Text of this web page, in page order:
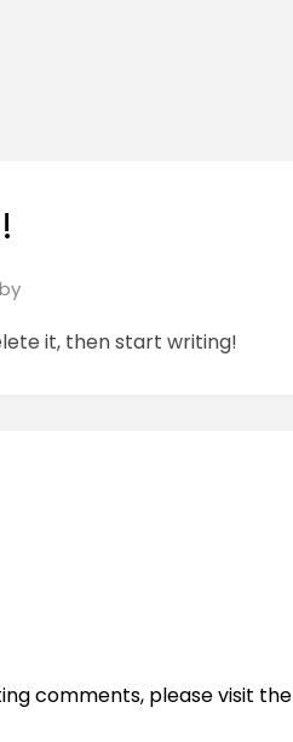
by
it, then start writing!
comments, please visit the